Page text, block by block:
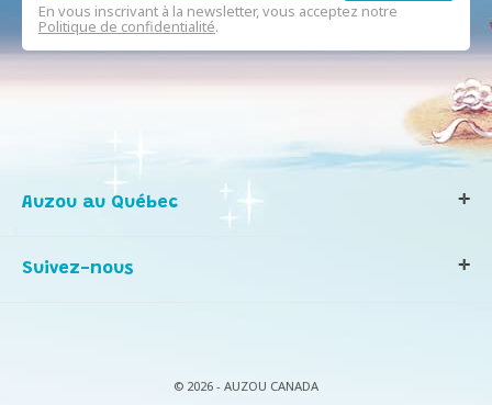
En vous inscrivant à la newsletter, vous acceptez notre
Politique de confidentialité.
Auzou au Québec
Notre histoire
Infos consommateurs
Suivez-nous
© 2026 - AUZOU CANADA